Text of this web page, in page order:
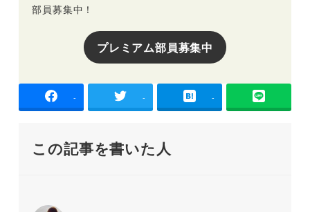
部員募集中！
プレミアム部員募集中
- - -
この記事を書いた人